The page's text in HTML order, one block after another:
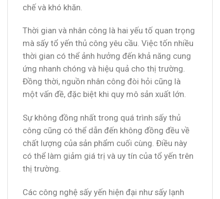
chế và khó khăn.
Thời gian và nhân công là hai yếu tố quan trọng
mà sấy tổ yến thủ công yêu cầu. Việc tốn nhiều
thời gian có thể ảnh hưởng đến khả năng cung
ứng nhanh chóng và hiệu quả cho thị trường.
Đồng thời, nguồn nhân công đòi hỏi cũng là
một vấn đề, đặc biệt khi quy mô sản xuất lớn.
Sự không đồng nhất trong quá trình sấy thủ
công cũng có thể dẫn đến không đồng đều về
chất lượng của sản phẩm cuối cùng. Điều này
có thể làm giảm giá trị và uy tín của tổ yến trên
thị trường.
Các công nghệ sấy yến hiện đại như sấy lạnh